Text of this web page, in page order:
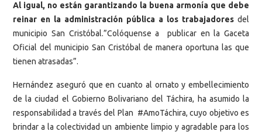
Al igual, no están garantizando la buena armonía que debe
reinar en la administración pública a los trabajadores del
municipio San Cristóbal.”Colóquense a publicar en la Gaceta
Oficial del municipio San Cristóbal de manera oportuna las que
tienen atrasadas”.
Hernández aseguró que en cuanto al ornato y embellecimiento
de la ciudad el Gobierno Bolivariano del Táchira, ha asumido la
responsabilidad a través del Plan #AmoTáchira, cuyo objetivo es
brindar a la colectividad un ambiente limpio y agradable para los